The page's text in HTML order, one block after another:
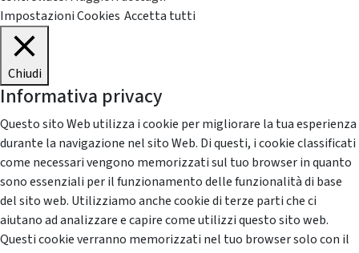
Impostazioni Cookies Accetta tutti
Chiudi
Informativa privacy
Questo sito Web utilizza i cookie per migliorare la tua esperienza
durante la navigazione nel sito Web. Di questi, i cookie classificati
come necessari vengono memorizzati sul tuo browser in quanto
sono essenziali per il funzionamento delle funzionalità di base
del sito web. Utilizziamo anche cookie di terze parti che ci
aiutano ad analizzare e capire come utilizzi questo sito web.
Questi cookie verranno memorizzati nel tuo browser solo con il